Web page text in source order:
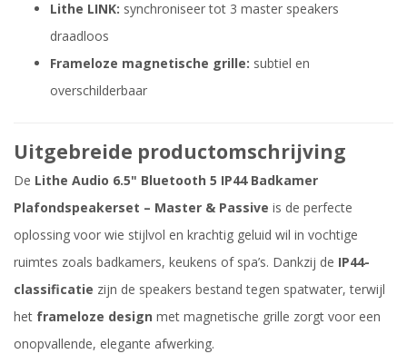
Lithe LINK: synchroniseer tot 3 master speakers
draadloos
Frameloze magnetische grille: subtiel en
overschilderbaar
Uitgebreide productomschrijving
De Lithe Audio 6.5" Bluetooth 5 IP44 Badkamer
Plafondspeakerset – Master & Passive is de perfecte
oplossing voor wie stijlvol en krachtig geluid wil in vochtige
ruimtes zoals badkamers, keukens of spa’s. Dankzij de IP44-
classificatie zijn de speakers bestand tegen spatwater, terwijl
het frameloze design met magnetische grille zorgt voor een
onopvallende, elegante afwerking.